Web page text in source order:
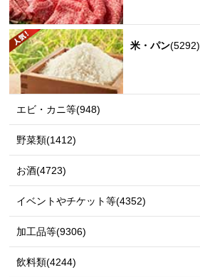
米・パン(5292)
エビ・カニ等(948)
野菜類(1412)
お酒(4723)
イベントやチケット等(4352)
加工品等(9306)
飲料類(4244)